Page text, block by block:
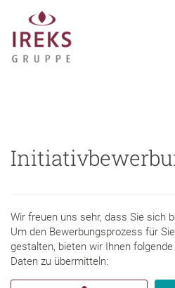
Wir freuen uns sehr, dass Sie sich
Um den Bewerbungsprozess für
gestalten, bieten wir Ihnen
Daten zu übermitteln: